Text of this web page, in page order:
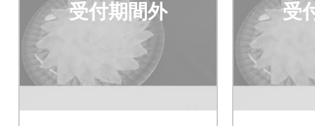
受付期間外 受